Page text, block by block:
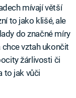
mívají větší
to jako klišé, ale
do značné míry
vztah ukončit
žárlivosti či
to jak vůči